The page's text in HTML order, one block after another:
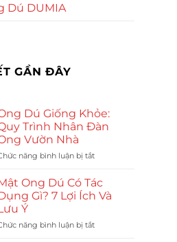
Dú DUMIA
GẦN ĐÂY
Dú Giống Khỏe:
Trình Nhân Đàn
Vườn Nhà
năng bình luận bị tắtở
Dú
Giống
Khỏe:
Trình
Ong Dú Có Tác
Gì? 7 Lợi Ích Và
Ý
năng bình luận bị tắtở